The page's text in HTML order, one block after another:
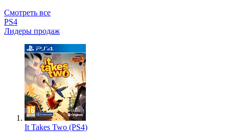
Смотреть все
PS4
Лидеры продаж
It Takes Two (PS4)